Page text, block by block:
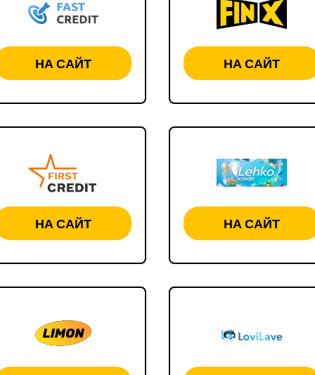
НА САЙТ НА САЙТ
НА САЙТ НА САЙТ